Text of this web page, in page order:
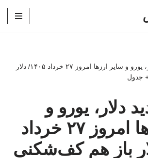
قیمت جدید دلار، یورو و سایر ارزها امروز ۲۷ خرداد ۱۴۰۵/ دلار
جدول
دلار، یورو و
سایر ارزها امروز ۲۷ خرداد
دلار باز هم کف‌شکنی